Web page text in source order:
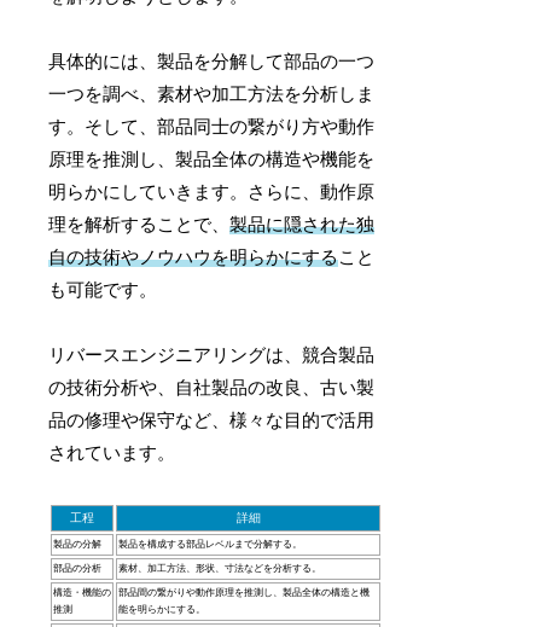
具体的には、製品を分解して部品の一つ
一つを調べ、素材や加工方法を分析しま
す。そして、部品同士の繋がり方や動作
原理を推測し、製品全体の構造や機能を
明らかにしていきます。さらに、動作原
理を解析することで、製品に隠された独
自の技術やノウハウを明らかにすること
も可能です。
リバースエンジニアリングは、競合製品
の技術分析や、自社製品の改良、古い製
品の修理や保守など、様々な目的で活用
されています。
工程 詳細
製品の分解 製品を構成する部品レベルまで分解する。
部品の分析 素材、加工方法、形状、寸法などを分析する。
構造・機能の
推測
部品間の繋がりや動作原理を推測し、製品全体の構造と機
能を明らかにする。